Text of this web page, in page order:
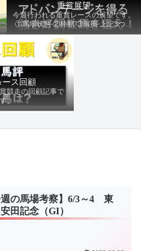
重賞展望
今週行われる重賞レースの展望です。
①馬場状態 ②枠順 ③展開 上記3つの
ファクターから有利にレースを運べる
馬を導き、追い切りの動きを加味して
最終評価を下します。
ース回顧
競走の回顧記事で
す。
週の馬場考察】6/3～4 東
田記念（GI）